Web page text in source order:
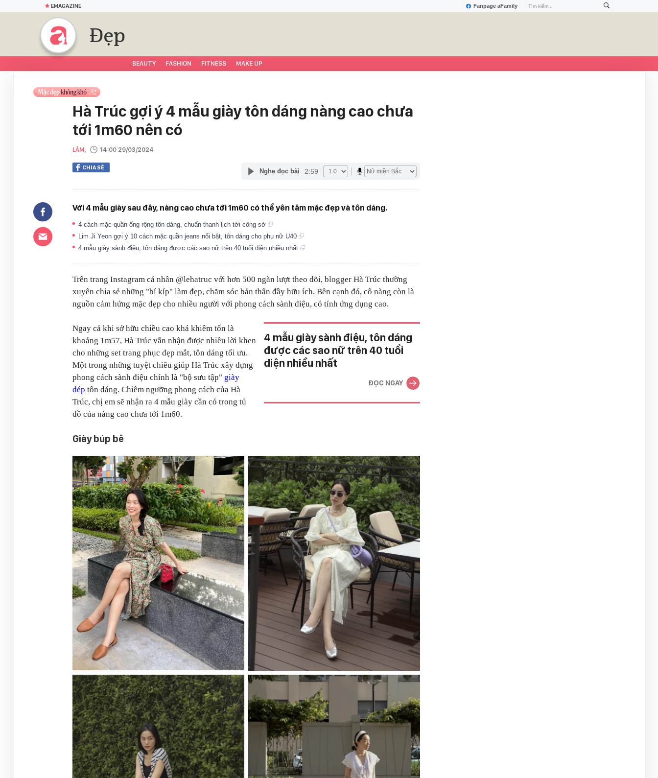
Fanpage aFamily
EMAGAZINE
Đẹp
BEAUTY FASHION FITNESS MAKE UP
Hà Trúc gợi ý 4 mẫu giày tôn dáng nàng cao chưa
tới 1m60 nên có
LÂM, 14:00 29/03/2024
CHIA SẺ Nghe đọc bài 2:59
Với 4 mẫu giày sau đây, nàng cao chưa tới 1m60 có thể yên tâm mặc đẹp và tôn dáng.
4 cách mặc quần ống rộng tôn dáng, chuẩn thanh lịch tới công sở
Lim Ji Yeon gợi ý 10 cách mặc quần jeans nổi bật, tôn dáng cho phụ nữ U40
4 mẫu giày sành điệu, tôn dáng được các sao nữ trên 40 tuổi diện nhiều nhất
Trên trang Instagram cá nhân @lehatruc với hơn 500 ngàn lượt theo dõi, blogger Hà Trúc thường
xuyên chia sẻ những "bí kíp" làm đẹp, chăm sóc bản thân đầy hữu ích. Bên cạnh đó, cô nàng còn là
nguồn cảm hứng mặc đẹp cho nhiều người với phong cách sành điệu, có tính ứng dụng cao.
4 mẫu giày sành điệu, tôn dáng
được các sao nữ trên 40 tuổi
diện nhiều nhất
ĐỌC NGAY
Ngay cả khi sở hữu chiều cao khá khiêm tốn là
khoảng 1m57, Hà Trúc vẫn nhận được nhiều lời khen
cho những set trang phục đẹp mắt, tôn dáng tối ưu.
Một trong những tuyệt chiêu giúp Hà Trúc xây dựng
phong cách sành điệu chính là "bộ sưu tập" giày
dép tôn dáng. Chiêm ngưỡng phong cách của Hà
Trúc, chị em sẽ nhận ra 4 mẫu giày cần có trong tủ
đồ của nàng cao chưa tới 1m60.
Giày búp bê